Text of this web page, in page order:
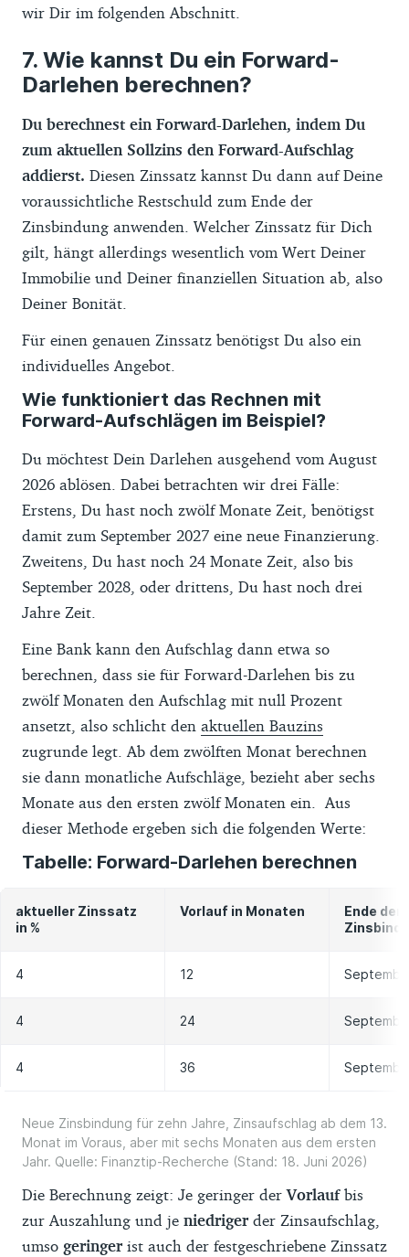
wir Dir im folgenden Abschnitt.
Wie kannst Du ein Forward-
Darlehen berechnen?
Du berechnest ein Forward-Darlehen, indem Du
zum aktuellen Sollzins den Forward-Aufschlag
addierst. Diesen Zinssatz kannst Du dann auf Deine
voraussichtliche Restschuld zum Ende der
Zinsbindung anwenden. Welcher Zinssatz für Dich
gilt, hängt allerdings wesentlich vom Wert Deiner
Immobilie und Deiner finanziellen Situation ab, also
Deiner Bonität.
Für einen genauen Zinssatz benötigst Du also ein
individuelles Angebot.
Wie funktioniert das Rechnen mit
Forward-Aufschlägen im Beispiel?
Du möchtest Dein Darlehen ausgehend vom August
2026 ablösen. Dabei betrachten wir drei Fälle:
Erstens, Du hast noch zwölf Monate Zeit, benötigst
damit zum September 2027 eine neue Finanzierung.
Zweitens, Du hast noch 24 Monate Zeit, also bis
September 2028, oder drittens, Du hast noch drei
Jahre Zeit.
Eine Bank kann den Aufschlag dann etwa so
berechnen, dass sie für Forward-Darlehen bis zu
zwölf Monaten den Aufschlag mit null Prozent
ansetzt, also schlicht den aktuellen Bauzins
zugrunde legt. Ab dem zwölften Monat berechnen
sie dann monatliche Aufschläge, bezieht aber sechs
Monate aus den ersten zwölf Monaten ein. Aus
dieser Methode ergeben sich die folgenden Werte:
Tabelle: Forward-Darlehen berechnen
aktueller Zinssatz
in %
Vorlauf in Monaten
Ende der
4 12
4 24
4 36
Neue Zinsbindung für zehn Jahre, Zinsaufschlag ab dem 13.
Monat im Voraus, aber mit sechs Monaten aus dem ersten
Jahr. Quelle: Finanztip-Recherche (Stand: 18. Juni 2026)
Die Berechnung zeigt: Je geringer derVorlaufbis
zur Auszahlung und je niedriger der Zinsaufschlag,
umso geringer ist auch der festgeschriebene Zinssatz